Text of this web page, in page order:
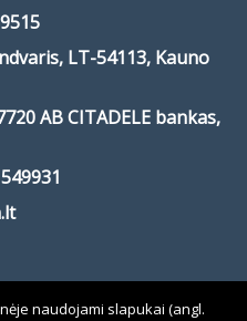
LT-54113, Kauno
AB CITADELE bankas,
naudojami slapukai (angl.